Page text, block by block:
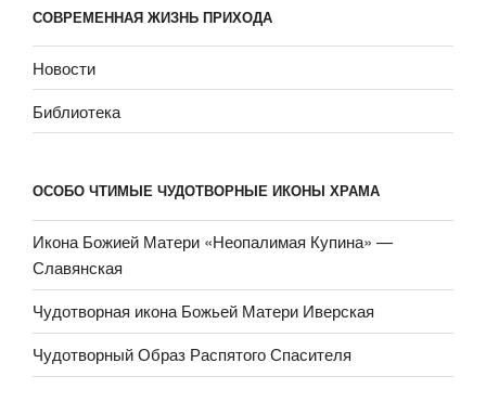
СОВРЕМЕННАЯ ЖИЗНЬ ПРИХОДА
Новости
Библиотека
ОСОБО ЧТИМЫЕ ЧУДОТВОРНЫЕ ИКОНЫ ХРАМА
Икона Божией Матери «Неопали­мая Купина» —
Славянская
Чудотворная икона Божьей Матери Иверская
Чудотворный Образ Распятого Спасителя